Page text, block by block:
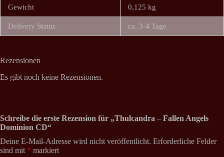
Gewicht 0,125 kg
Delivery Status ca. 3-4 Tage
Rezensionen
Es gibt noch keine Rezensionen.
Schreibe die erste Rezension für „Thulcandra – Fallen Angels
Dominion CD“
Deine E-Mail-Adresse wird nicht veröffentlicht. Erforderliche Felder
sind mit * markiert